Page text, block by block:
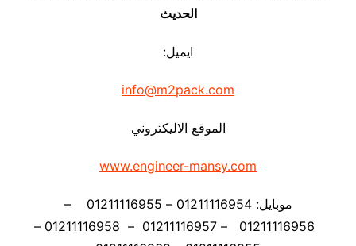
الحديث
ايميل:
info@m2pack.com
الموقع الاليكتروني
www.engineer-mansy.com
موبايل: 01211116954 – 01211116955 –
01211116956 – 01211116957 – 01211116958 –